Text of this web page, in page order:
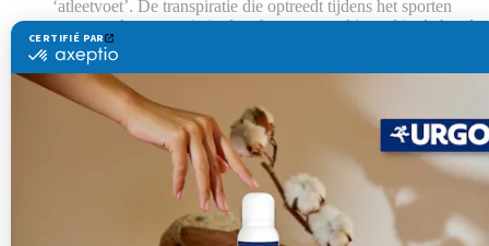
‘atleetvoet’. De transpiratie die optreedt tijdens het sporten
veroorzaakt maceratie in de schoen, wat schimmel in de hand
werkt.
Het dragen van dichte of strakke schoenen creëert een warme,
vochtige omgeving, ideaal voor schimmelgroei.
Zwemmen op een openbare plaats bevordert de overdracht
van de zeer besmettelijke schimmel door contact met de
Een verzwakking van het immuunsysteem, vaak als gevolg
van een behandeling met antibiotica of cortisonen, waardoor
het minder goed in staat is om infecties te bestrijden.
Snijwonden of scheurtjes in de huid of nagels, een echte